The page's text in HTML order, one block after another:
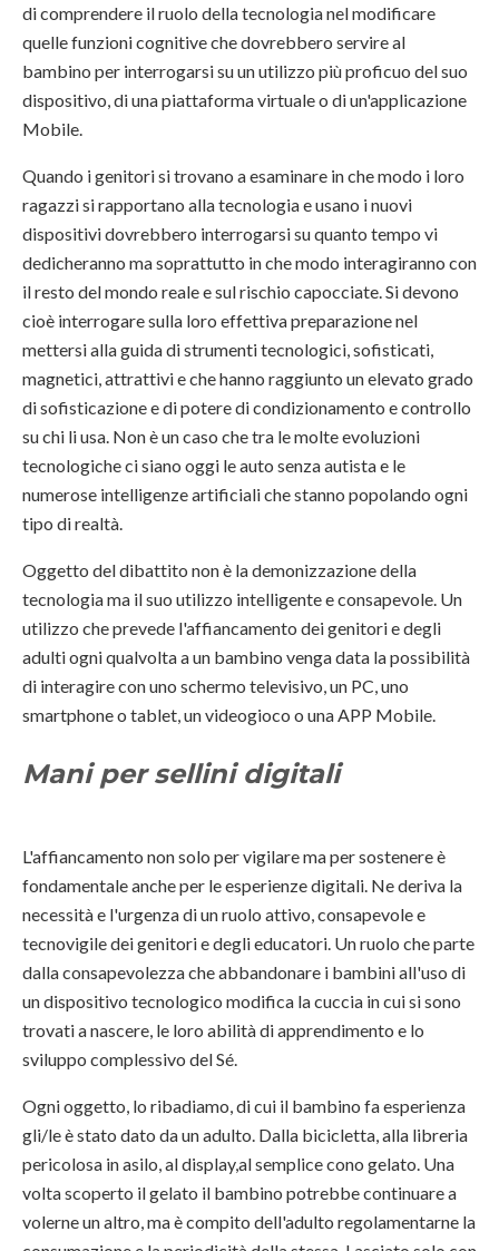
di comprendere il ruolo della tecnologia nel modificare
quelle funzioni cognitive che dovrebbero servire al
bambino per interrogarsi su un utilizzo più proficuo del suo
dispositivo, di una piattaforma virtuale o di un'applicazione
Mobile.
Quando i genitori si trovano a esaminare in che modo i loro
ragazzi si rapportano alla tecnologia e usano i nuovi
dispositivi dovrebbero interrogarsi su quanto tempo vi
dedicheranno ma soprattutto in che modo interagiranno con
il resto del mondo reale e sul rischio capocciate. Si devono
cioè interrogare sulla loro effettiva preparazione nel
mettersi alla guida di strumenti tecnologici, sofisticati,
magnetici, attrattivi e che hanno raggiunto un elevato grado
di sofisticazione e di potere di condizionamento e controllo
su chi li usa. Non è un caso che tra le molte evoluzioni
tecnologiche ci siano oggi le auto senza autista e le
numerose intelligenze artificiali che stanno popolando ogni
tipo di realtà.
Oggetto del dibattito non è la demonizzazione della
tecnologia ma il suo utilizzo intelligente e consapevole. Un
utilizzo che prevede l'affiancamento dei genitori e degli
adulti ogni qualvolta a un bambino venga data la possibilità
di interagire con uno schermo televisivo, un PC, uno
smartphone o tablet, un videogioco o una APP Mobile.
Mani per sellini digitali
L'affiancamento non solo per vigilare ma per sostenere è
fondamentale anche per le esperienze digitali. Ne deriva la
necessità e l'urgenza di un ruolo attivo, consapevole e
tecnovigile dei genitori e degli educatori. Un ruolo che parte
dalla consapevolezza che abbandonare i bambini all'uso di
un dispositivo tecnologico modifica la cuccia in cui si sono
trovati a nascere, le loro abilità di apprendimento e lo
sviluppo complessivo del Sé.
Ogni oggetto, lo ribadiamo, di cui il bambino fa esperienza
gli/le è stato dato da un adulto. Dalla bicicletta, alla libreria
pericolosa in asilo, al display,al semplice cono gelato. Una
volta scoperto il gelato il bambino potrebbe continuare a
volerne un altro, ma è compito dell'adulto regolamentarne la